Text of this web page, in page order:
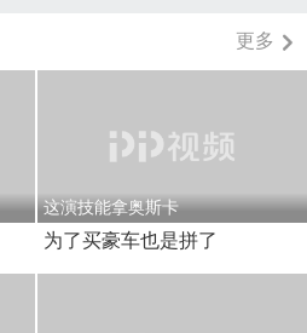
更多
这演技能拿奥斯卡
为了买豪车也是拼了